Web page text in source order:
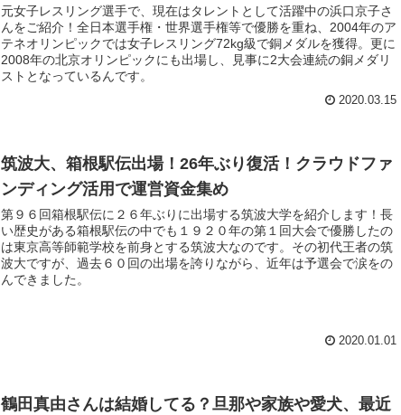
元女子レスリング選手で、現在はタレントとして活躍中の浜口京子さ
んをご紹介！全日本選手権・世界選手権等で優勝を重ね、2004年のア
テネオリンピックでは女子レスリング72kg級で銅メダルを獲得。更に
2008年の北京オリンピックにも出場し、見事に2大会連続の銅メダリ
ストとなっているんです。
2020.03.15
筑波大、箱根駅伝出場！26年ぶり復活！クラウドファ
ンディング活用で運営資金集め
第９６回箱根駅伝に２６年ぶりに出場する筑波大学を紹介します！長
い歴史がある箱根駅伝の中でも１９２０年の第１回大会で優勝したの
は東京高等師範学校を前身とする筑波大なのです。その初代王者の筑
波大ですが、過去６０回の出場を誇りながら、近年は予選会で涙をの
んできました。
2020.01.01
鶴田真由さんは結婚してる？旦那や家族や愛犬、最近